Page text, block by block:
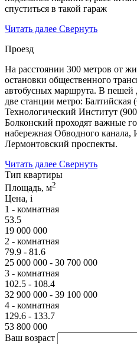
спуститься в такой гараж
Читать далее Свернуть
Проезд
На расстоянии 300 метров от
остановки общественного
автобусных маршрута. В пешей
две станции метро: Балтийская
Технологический Институт
Болконский проходят важные
набережная Обводного канала,
Лермонтовский проспекты.
Читать далее Свернуть
Тип квартиры
Площадь, м2
Цена, i
1 - комнатная
53.5
19 000 000
2 - комнатная
79.9 - 81.6
25 000 000 - 30 700 000
3 - комнатная
102.5 - 108.4
32 900 000 - 39 100 000
4 - комнатная
129.6 - 133.7
53 800 000
Ваш возраст